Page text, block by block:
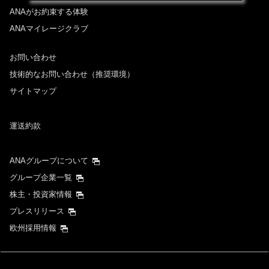
ANAがお約束する体験
ANAマイレージクラブ
お問い合わせ
技術的なお問い合わせ（推奨環境）
サイトマップ
運送約款
ANAグループについて
グループ企業一覧
株主・投資家情報
プレスリリース
欧州採用情報